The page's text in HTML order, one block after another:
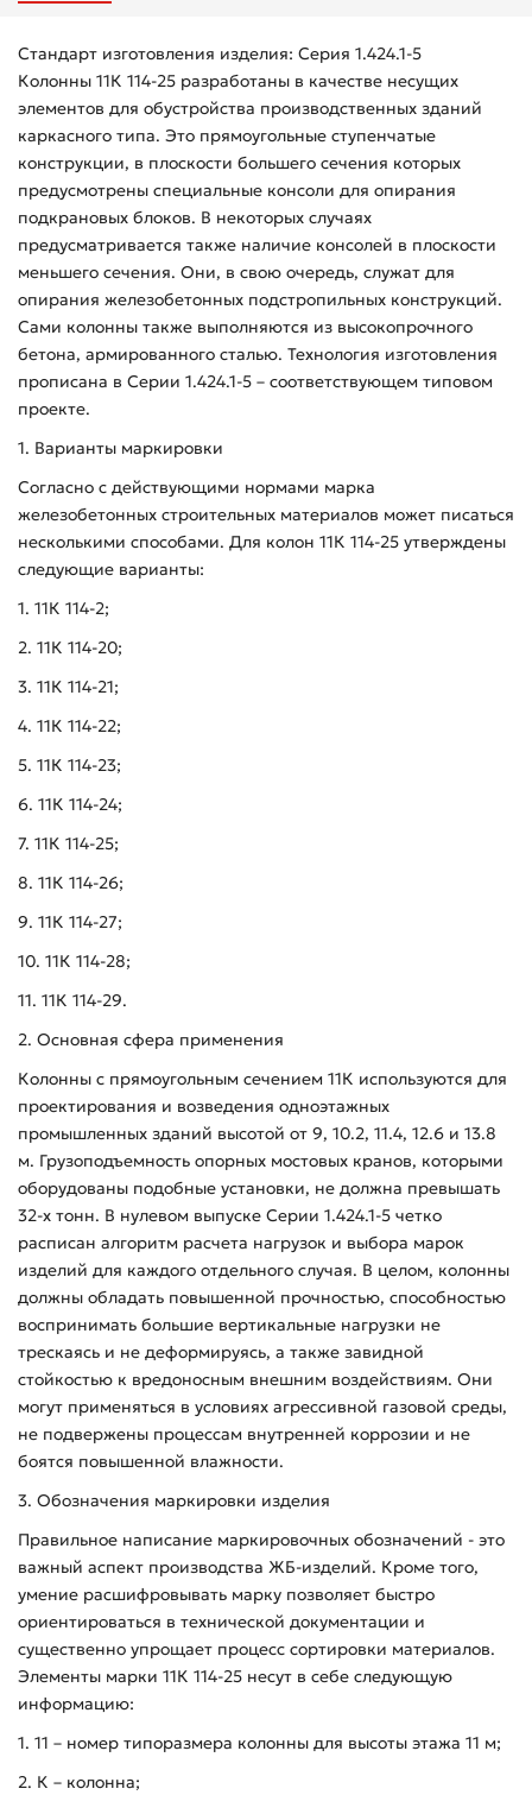
Стандарт изготовления изделия: Серия 1.424.1-5
Колонны 11К 114-25 разработаны в качестве несущих
элементов для обустройства производственных зданий
каркасного типа. Это прямоугольные ступенчатые
конструкции, в плоскости большего сечения которых
предусмотрены специальные консоли для опирания
подкрановых блоков. В некоторых случаях
предусматривается также наличие консолей в плоскости
меньшего сечения. Они, в свою очередь, служат для
опирания железобетонных подстропильных конструкций.
Сами колонны также выполняются из высокопрочного
бетона, армированного сталью. Технология изготовления
прописана в Серии 1.424.1-5 – соответствующем типовом
проекте.
1. Варианты маркировки
Согласно с действующими нормами марка
железобетонных строительных материалов может писаться
несколькими способами. Для колон 11К 114-25 утверждены
следующие варианты:
1. 11К 114-2;
2. 11К 114-20;
3. 11К 114-21;
4. 11К 114-22;
5. 11К 114-23;
6. 11К 114-24;
7. 11К 114-25;
8. 11К 114-26;
9. 11К 114-27;
10. 11К 114-28;
11. 11К 114-29.
2. Основная сфера применения
Колонны с прямоугольным сечением 11К используются для
проектирования и возведения одноэтажных
промышленных зданий высотой от 9, 10.2, 11.4, 12.6 и 13.8
м. Грузоподъемность опорных мостовых кранов, которыми
оборудованы подобные установки, не должна превышать
32-х тонн. В нулевом выпуске Серии 1.424.1-5 четко
расписан алгоритм расчета нагрузок и выбора марок
изделий для каждого отдельного случая. В целом, колонны
должны обладать повышенной прочностью, способностью
воспринимать большие вертикальные нагрузки не
трескаясь и не деформируясь, а также завидной
стойкостью к вредоносным внешним воздействиям. Они
могут применяться в условиях агрессивной газовой среды,
не подвержены процессам внутренней коррозии и не
боятся повышенной влажности.
3. Обозначения маркировки изделия
Правильное написание маркировочных обозначений - это
важный аспект производства ЖБ-изделий. Кроме того,
умение расшифровывать марку позволяет быстро
ориентироваться в технической документации и
существенно упрощает процесс сортировки материалов.
Элементы марки 11К 114-25 несут в себе следующую
информацию:
1. 11 – номер типоразмера колонны для высоты этажа 11 м;
2. К – колонна;